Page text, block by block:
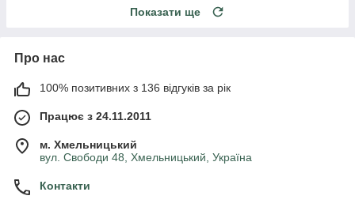
Показати ще
Про нас
100% позитивних з 136 відгуків за рік
Працює з 24.11.2011
м. Хмельницький
вул. Свободи 48, Хмельницький, Україна
Контакти